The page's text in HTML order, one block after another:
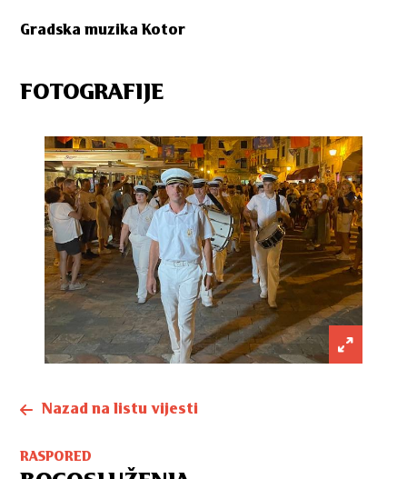
Gradska muzika Kotor
FOTOGRAFIJE
Nazad na listu vijesti
RASPORED